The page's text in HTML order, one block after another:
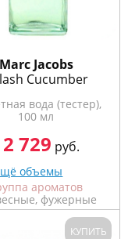
Marс Jacobs
Cucumber
вода (тестер),
100 мл
729 руб.
объемы
ароматов
фужерные
КУПИТЬ